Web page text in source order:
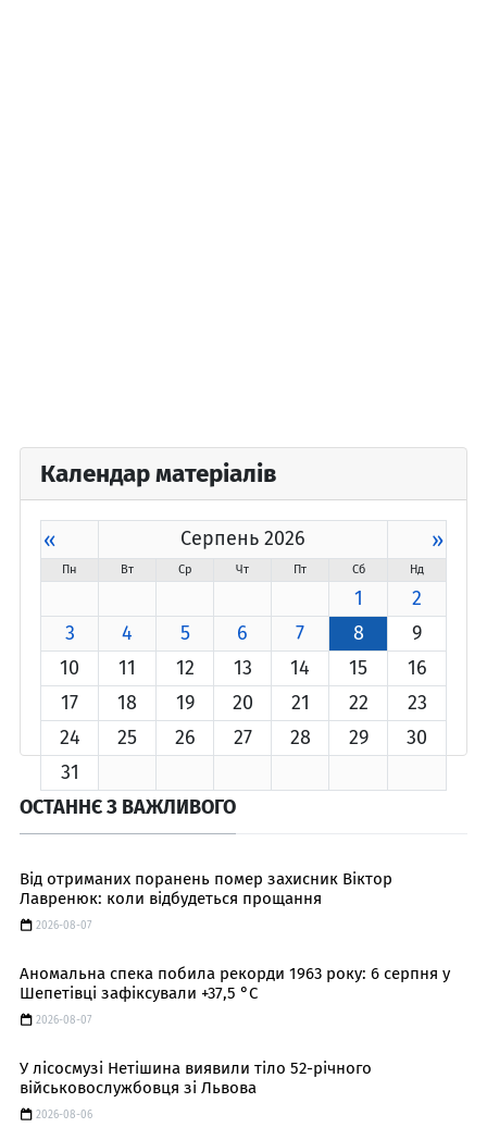
Календар матеріалів
« Серпень 2026 »
Пн Вт Ср Чт Пт Сб Нд
1
2
3
4 5 6 7 8
9
10
11 12 13 14 15
16
17
18 19 20 21 22
23
24
25 26 27 28 29
30
31
ОСТАННЄ З ВАЖЛИВОГО
Від отриманих поранень помер захисник Віктор
Лавренюк: коли відбудеться прощання
2026-08-07
Аномальна спека побила рекорди 1963 року: 6 серпня у
Шепетівці зафіксували +37,5 °C
2026-08-07
У лісосмузі Нетішина виявили тіло 52-річного
військовослужбовця зі Львова
2026-08-06